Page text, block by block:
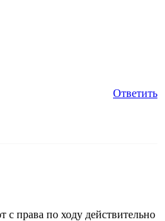
Ответить
с права по ходу действительно